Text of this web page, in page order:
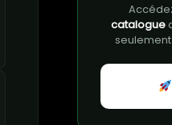
catalogue
seulement